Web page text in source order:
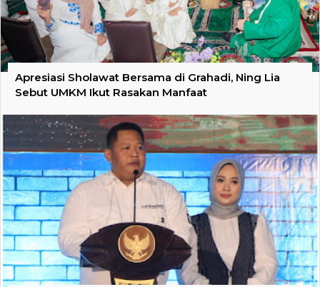
Apresiasi Sholawat Bersama di Grahadi, Ning Lia
Sebut UMKM Ikut Rasakan Manfaat